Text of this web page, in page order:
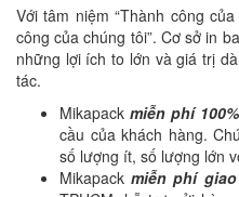
Với tâm niệm “Thành công
công của chúng tôi”. Cơ sở in
những lợi ích to lớn và giá trị
tác.
Mikapack miễn phí
cầu của khách hàng.
số lượng ít, số lượng lớn
Mikapack miễn phí